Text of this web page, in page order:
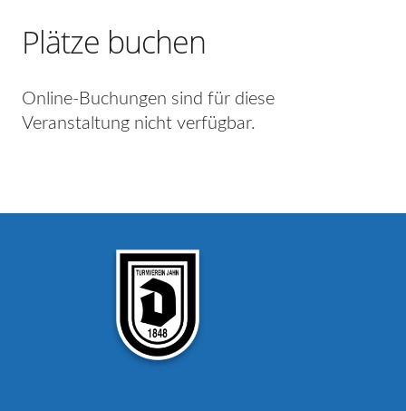
Plätze buchen
Online-Buchungen sind für diese
Veranstaltung nicht verfügbar.